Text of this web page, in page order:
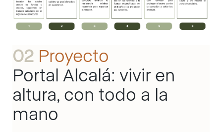
02 Proyecto
Portal Alcalá: vivir en
altura, con todo a la
mano